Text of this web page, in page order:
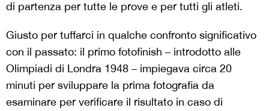
di partenza per tutte le prove e per tutti gli atleti.
Giusto per tuffarci in qualche confronto significativo
con il passato: il primo fotofinish – introdotto alle
Olimpiadi di Londra 1948 – impiegava circa 20
minuti per sviluppare la prima fotografia da
esaminare per verificare il risultato in caso di